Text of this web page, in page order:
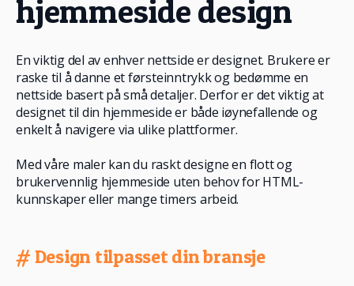
hjemmeside design
En viktig del av enhver nettside er designet. Brukere er
raske til å danne et førsteinntrykk og bedømme en
nettside basert på små detaljer. Derfor er det viktig at
designet til din hjemmeside er både iøynefallende og
enkelt å navigere via ulike plattformer.
Med våre maler kan du raskt designe en flott og
brukervennlig hjemmeside uten behov for HTML-
kunnskaper eller mange timers arbeid.
# Design tilpasset din bransje